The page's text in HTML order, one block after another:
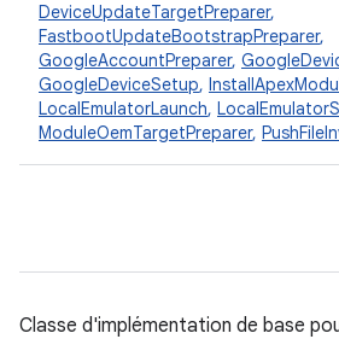
DeviceUpdateTargetPreparer,
FastbootUpdateBootstrapPreparer,
GoogleAccountPreparer,
GoogleDeviceSetup,
LocalEmulatorLaunch,
ModuleOemTargetPreparer,
Classe d'implémentation de base